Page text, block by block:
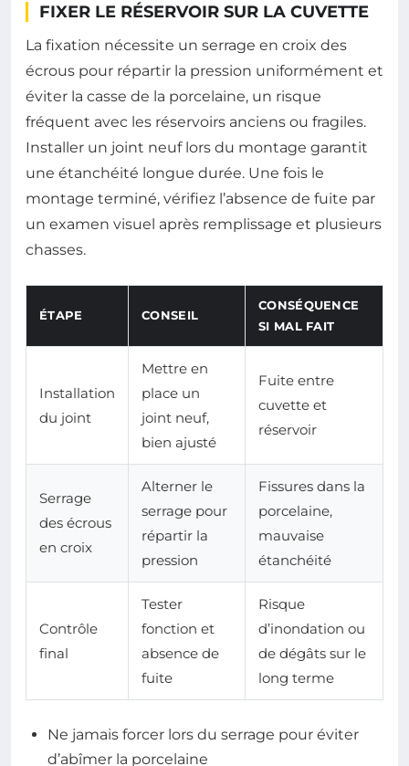
FIXER LE RÉSERVOIR SUR LA CUVETTE
La fixation nécessite un serrage en croix des
écrous pour répartir la pression uniformément et
éviter la casse de la porcelaine, un risque
fréquent avec les réservoirs anciens ou fragiles.
Installer un joint neuf lors du montage garantit
une étanchéité longue durée. Une fois le
montage terminé, vérifiez l’absence de fuite par
un examen visuel après remplissage et plusieurs
chasses.
ÉTAPE CONSEIL
CONSÉQUENCE
SI MAL FAIT
Installation
du joint
Mettre en
place un
joint neuf,
bien ajusté
Fuite entre
cuvette et
réservoir
Serrage
des écrous
en croix
Alterner le
serrage pour
répartir la
pression
Fissures dans la
porcelaine,
mauvaise
étanchéité
Contrôle
final
Tester
fonction et
absence de
fuite
Risque
d’inondation ou
de dégâts sur le
long terme
Ne jamais forcer lors du serrage pour éviter
d’abîmer la porcelaine